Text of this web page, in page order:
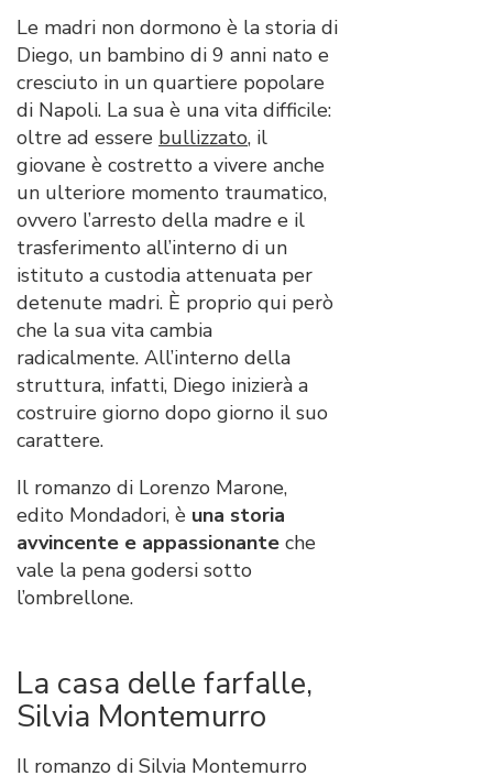
Le madri non dormono è la storia di
Diego, un bambino di 9 anni nato e
cresciuto in un quartiere popolare
di Napoli. La sua è una vita difficile:
oltre ad essere bullizzato, il
giovane è costretto a vivere anche
un ulteriore momento traumatico,
ovvero l’arresto della madre e il
trasferimento all’interno di un
istituto a custodia attenuata per
detenute madri. È proprio qui però
che la sua vita cambia
radicalmente. All’interno della
struttura, infatti, Diego inizierà a
costruire giorno dopo giorno il suo
carattere.
Il romanzo di Lorenzo Marone,
edito Mondadori, è una storia
avvincente e appassionante che
vale la pena godersi sotto
l’ombrellone.
La casa delle farfalle,
Silvia Montemurro
Il romanzo di Silvia Montemurro